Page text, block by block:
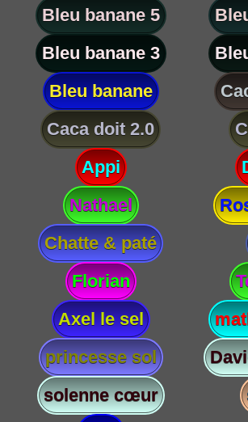
Bleu banane 5
Bleu banane 3
Bleu banane
Caca doit 2.0
Appi
Nathael
Chatte & paté
Florian
Axel le sel
princesse sol
solenne cœur